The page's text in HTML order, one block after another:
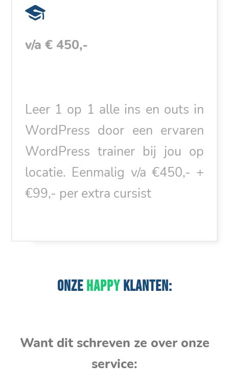
v/a € 450,-
Leer 1 op 1 alle ins en outs in
WordPress door een ervaren
WordPress trainer bij jou op
locatie. Eenmalig v/a €450,- +
€99,- per extra cursist
ONZEHAPPYKLANTEN:
Want dit schreven ze over onze
service: